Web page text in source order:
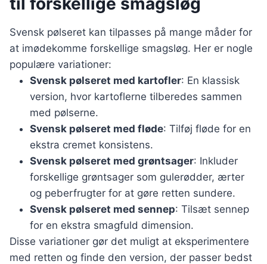
Svensk pølseret kan tilpasses på mange måder for
at imødekomme forskellige smagsløg. Her er nogle
populære variationer:
Svensk pølseret med kartofler: En klassisk
version, hvor kartoflerne tilberedes sammen
med pølserne.
Svensk pølseret med fløde: Tilføj fløde for en
ekstra cremet konsistens.
Svensk pølseret med grøntsager: Inkluder
forskellige grøntsager som gulerødder, ærter
og peberfrugter for at gøre retten sundere.
Svensk pølseret med sennep: Tilsæt sennep
for en ekstra smagfuld dimension.
Disse variationer gør det muligt at eksperimentere
med retten og finde den version, der passer bedst